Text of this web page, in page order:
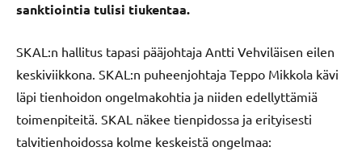
sanktiointia tulisi tiukentaa.
SKAL:n hallitus tapasi pääjohtaja Antti Vehviläisen eilen
keskiviikkona. SKAL:n puheenjohtaja Teppo Mikkola kävi
läpi tienhoidon ongelmakohtia ja niiden edellyttämiä
toimenpiteitä. SKAL näkee tienpidossa ja erityisesti
talvitienhoidossa kolme keskeistä ongelmaa: